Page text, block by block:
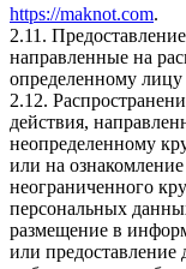
https://maknot.com.
2.11.
направленные на
определенному
2.12.
действия,
неопределенному
или на
неограниченного
персональных
размещение в
или